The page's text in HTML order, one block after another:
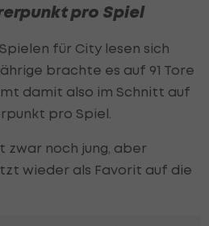
pro Spiel
für City lesen sich
brachte es auf 91 Tore
damit also im Schnitt auf
pro Spiel.
zwar noch jung, aber
wieder als Favorit auf die